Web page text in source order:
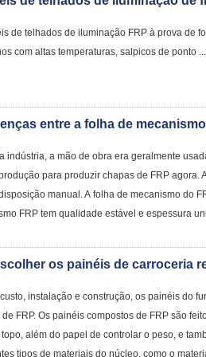
de telhados de iluminação FRP à prova de
com altas temperaturas, salpicos de ponto ...
indústria, a mão de obra era geralmente
para produzir chapas de FRP agora.
manual. A folha de mecanismo do
FRP tem qualidade estável e espessura
os painéis de carroceria
instalação e construção, os painéis do
FRP. Os painéis compostos de FRP são
além do papel de controlar o peso, e
tipos de materiais do núcleo, como o